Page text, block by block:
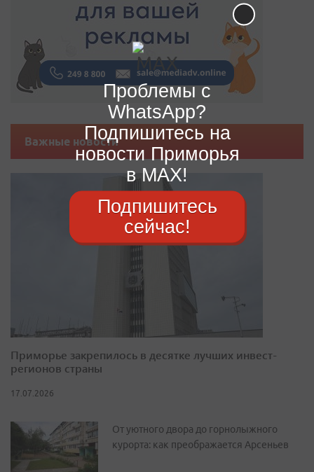
Важные новости
Приморье закрепилось в десятке лучших инвест-
регионов страны
17.07.2026
От уютного двора до горнолыжного
курорта: как преображается Арсеньев
Проблемы с
WhatsApp?
Подпишитесь на
новости Приморья
в MAX!
Подпишитесь
сейчас!